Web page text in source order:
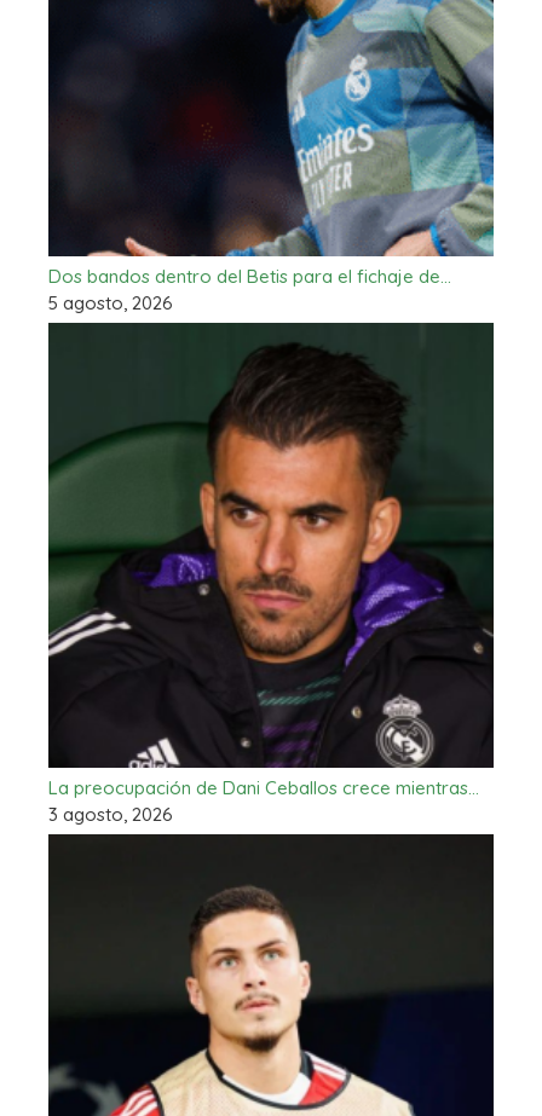
Dos bandos dentro del Betis para el fichaje de…
5 agosto, 2026
La preocupación de Dani Ceballos crece mientras…
3 agosto, 2026